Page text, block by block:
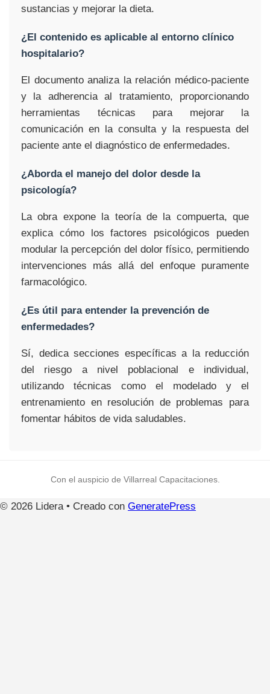
sustancias y mejorar la dieta.
¿El contenido es aplicable al entorno clínico
hospitalario?
El documento analiza la relación médico-paciente
y la adherencia al tratamiento, proporcionando
herramientas técnicas para mejorar la
comunicación en la consulta y la respuesta del
paciente ante el diagnóstico de enfermedades.
¿Aborda el manejo del dolor desde la
psicología?
La obra expone la teoría de la compuerta, que
explica cómo los factores psicológicos pueden
modular la percepción del dolor físico, permitiendo
intervenciones más allá del enfoque puramente
farmacológico.
¿Es útil para entender la prevención de
enfermedades?
Sí, dedica secciones específicas a la reducción
del riesgo a nivel poblacional e individual,
utilizando técnicas como el modelado y el
entrenamiento en resolución de problemas para
fomentar hábitos de vida saludables.
Con el auspicio de Villarreal Capacitaciones.
© 2026 Lidera• Creado con GeneratePress